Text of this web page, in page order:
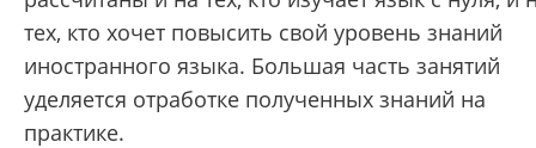
тех, кто хочет повысить свой уровень знаний
иностранного языка. Большая часть занятий
уделяется отработке полученных знаний на
практике.